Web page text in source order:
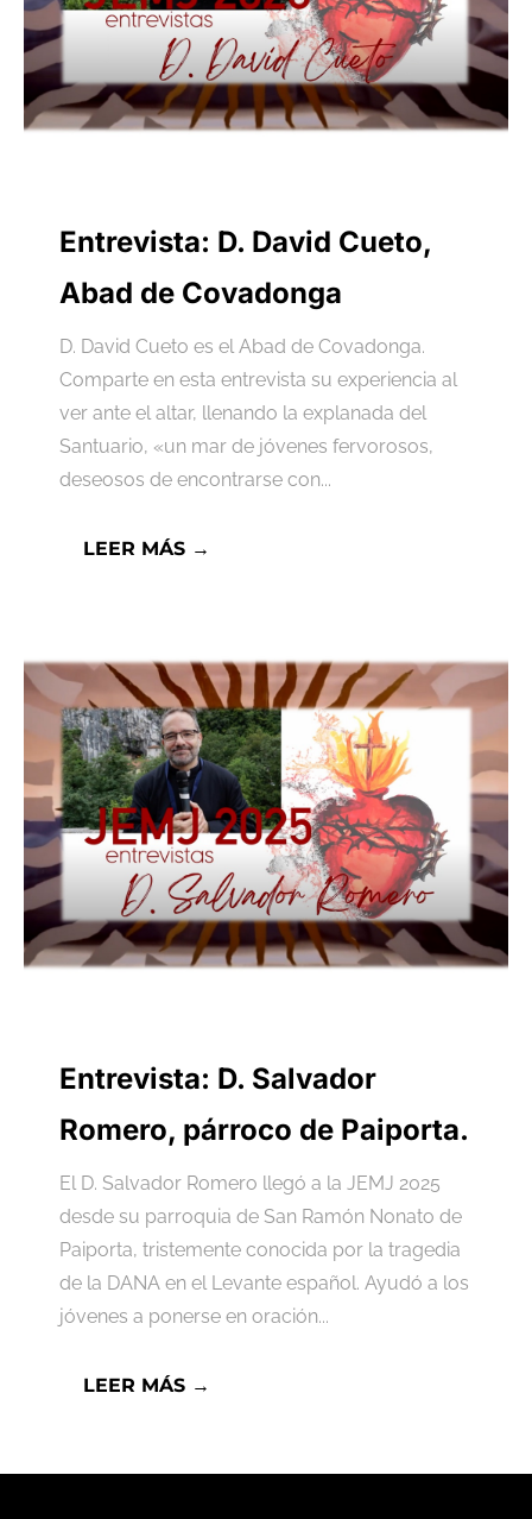
Entrevista: D. David Cueto,
Abad de Covadonga
D. David Cueto es el Abad de Covadonga.
Comparte en esta entrevista su experiencia al
ver ante el altar, llenando la explanada del
Santuario, «un mar de jóvenes fervorosos,
deseosos de encontrarse con...
LEER MÁS →
Entrevista: D. Salvador
Romero, párroco de Paiporta.
El D. Salvador Romero llegó a la JEMJ 2025
desde su parroquia de San Ramón Nonato de
Paiporta, tristemente conocida por la tragedia
de la DANA en el Levante español. Ayudó a los
jóvenes a ponerse en oración...
LEER MÁS →